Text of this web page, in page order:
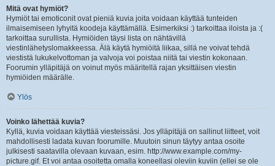
Mitä ovat hymiöt?
Hymiöt tai emoticonit ovat pieniä kuvia joita voidaan käyttää tunteiden
ilmaisemiseen lyhyitä koodeja käyttämällä. Esimerkiksi :) tarkoittaa iloista ja :(
tarkoittaa surullista. Hymiöiden täysi lista on nähtävillä
viestinlähetyslomakkeessa. Älä käytä hymiöitä liikaa, sillä ne voivat tehdä
viestistä lukukelvottoman ja valvoja voi poistaa niitä tai viestin kokonaan.
Foorumin ylläpitäjä on voinut myös määritellä rajan yksittäisen viestin
hymiöiden määrälle.
Ylös
Voinko lähettää kuvia?
Kyllä, kuvia voidaan käyttää viesteissäsi. Jos ylläpitäjä on sallinut liitteet, voit
mahdollisesti ladata kuvan foorumille. Muutoin sinun täytyy antaa osoite
julkisesti saatavilla olevaan kuvaan, esim. http://www.example.com/my-
picture.gif. Et voi antaa osoitetta omalla koneellasi oleviin kuviin (ellei se ole